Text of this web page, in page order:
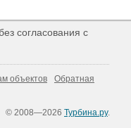
согласования с
объектов
Обратная
© 2008—2026 Турбина.ру.